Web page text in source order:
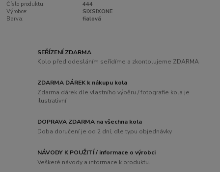
Číslo produktu:
444
Výrobce:
SIXSIXONE
Barva:
fialová
SEŘÍZENÍ ZDARMA
Kolo před odesláním seřídíme a zkontolujeme ZDARMA
ZDARMA DÁREK k nákupu kola
Zdarma dárek dle vlastního výběru / fotografie kola je
ilustrativní
DOPRAVA ZDARMA na všechna kola
Doba doručení je od 2 dní, dle typu objednávky
NÁVODY K POUŽITÍ / informace o výrobci
Veškeré návody a informace k produktu.